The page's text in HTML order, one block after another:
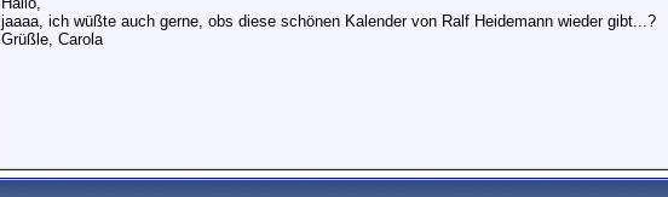
jaaaa, ich wüßte auch gerne, obs diese schönen Kalender von Ralf Heidemann wieder gibt...?
Grüßle, Carola